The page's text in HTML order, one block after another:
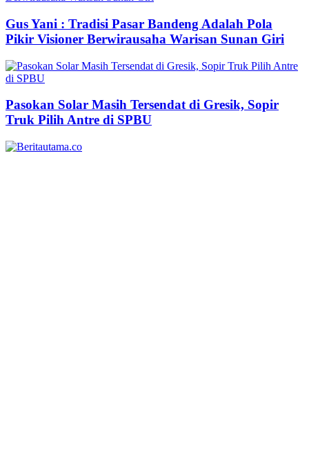
Gus Yani : Tradisi Pasar Bandeng Adalah Pola
Pikir Visioner Berwirausaha Warisan Sunan Giri
Pasokan Solar Masih Tersendat di Gresik, Sopir
Truk Pilih Antre di SPBU